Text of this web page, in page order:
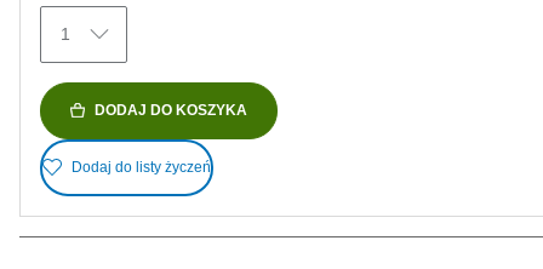
1
DODAJ DO KOSZYKA
Dodaj do listy życzeń